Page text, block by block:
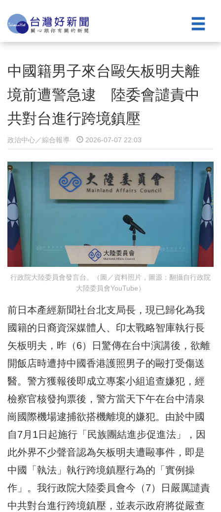
中國籍男子來台毆矢板明夫離
境前遭警急逮 陸委會譴責中
共對台進行跨境鎮壓
政治中心／綜合報導 2026-07-07 22:03
行政院大陸委員會發言台。（圖／資料照片，圖源：翻攝自行政院
大陸委員會YouTube）
前日本產經新聞社台北支局長，現已歸化為我
國籍的日裔資深媒體人、印太戰略智庫執行長
矢板明夫，昨（6）日驚傳在台中演講後，欲離
開飯店時遭持中國香港護照男子的毆打受傷送
醫。警方獲報後即成立專案小組追查嫌犯，經
檢察官核發拘票後，警方當天下午在台中清泉
崗國際機場逮捕欲搭機離境的嫌犯。由於中國
自7月1日起施行「民族團結進步促進法」，因
此外界不少聲音認為矢板明夫遭毆事件，即是
中國「執法」執行跨境鎮壓行為的「實例操
作」。我行政院大陸委員會今（7）日嚴厲譴責
中共對台進行跨境鎮壓，並表示政府將從嚴查